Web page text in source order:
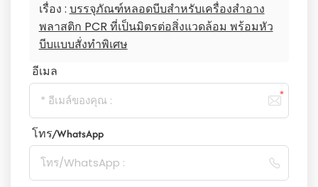
เรื่อง : บรรจุภัณฑ์หลอดบีบสำหรับเครื่องสำอาง
พลาสติก PCR ที่เป็นมิตรต่อสิ่งแวดล้อม พร้อมหัว
บีบแบบสั่งทำพิเศษ
อีเมล
โทร/WhatsApp